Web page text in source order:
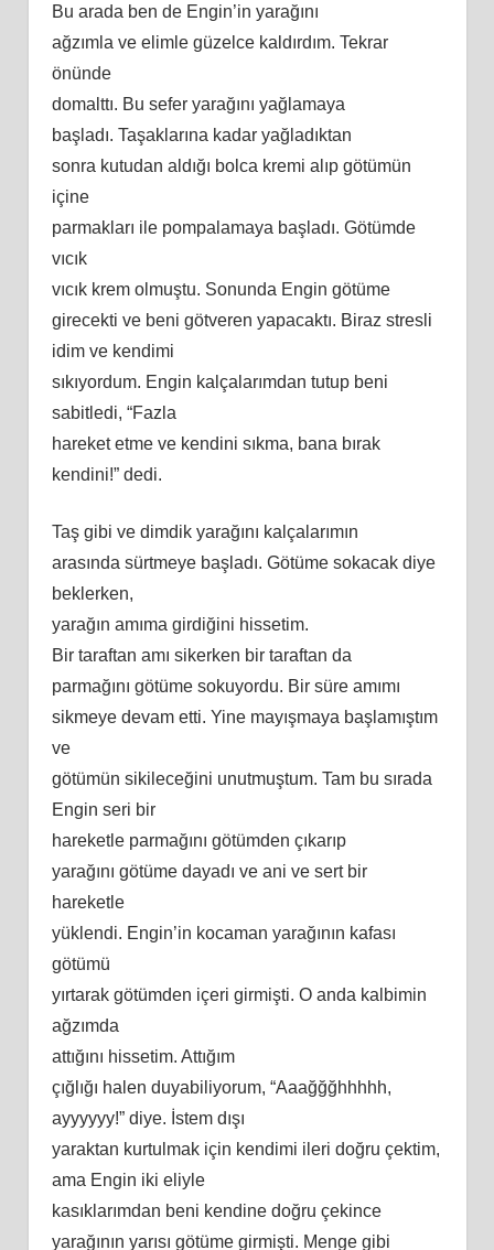
Bu arada ben de Engin’in yarağını
ağzımla ve elimle güzelce kaldırdım. Tekrar
önünde
domalttı. Bu sefer yarağını yağlamaya
başladı. Taşaklarına kadar yağladıktan
sonra kutudan aldığı bolca kremi alıp götümün
içine
parmakları ile pompalamaya başladı. Götümde
vıcık
vıcık krem olmuştu. Sonunda Engin götüme
girecekti ve beni götveren yapacaktı. Biraz stresli
idim ve kendimi
sıkıyordum. Engin kalçalarımdan tutup beni
sabitledi, “Fazla
hareket etme ve kendini sıkma, bana bırak
kendini!” dedi.
Taş gibi ve dimdik yarağını kalçalarımın
arasında sürtmeye başladı. Götüme sokacak diye
beklerken,
yarağın amıma girdiğini hissetim.
Bir taraftan amı sikerken bir taraftan da
parmağını götüme sokuyordu. Bir süre amımı
sikmeye devam etti. Yine mayışmaya başlamıştım
ve
götümün sikileceğini unutmuştum. Tam bu sırada
Engin seri bir
hareketle parmağını götümden çıkarıp
yarağını götüme dayadı ve ani ve sert bir
hareketle
yüklendi. Engin’in kocaman yarağının kafası
götümü
yırtarak götümden içeri girmişti. O anda kalbimin
ağzımda
attığını hissetim. Attığım
çığlığı halen duyabiliyorum, “Aaağğğhhhhh,
ayyyyyy!” diye. İ stemdışı
yaraktan kurtulmak için kendimi ileri doğru çektim,
ama Engin iki eliyle
kasıklarımdan beni kendine doğru çekince
yarağının yarısı götüme girmişti. Menge gibi